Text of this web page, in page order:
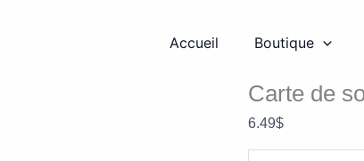
Accueil Boutique
Carte de
6.49$
souhaits
Pavots
bleus